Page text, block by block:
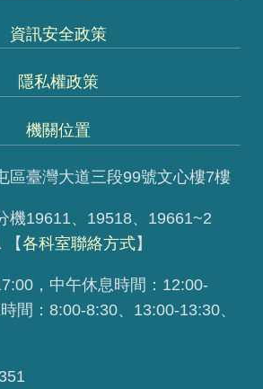
資訊安全政策
隱私權政策
機關位置
區臺灣大道三段99號文心樓7樓
機19611、19518、19661~2
【各科室聯絡方式】
，中午休息時間：12:00-
間：8:00-8:30、13:00-13:30、